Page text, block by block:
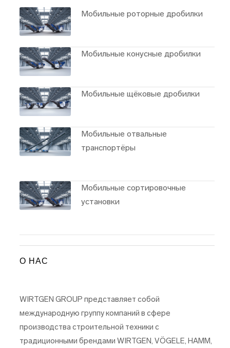
Мобильные роторные дробилки
Мобильные конусные дробилки
Мобильные щёковые дробилки
Мобильные отвальные
транспортёры
Мобильные сортировочные
установки
О НАС
WIRTGEN GROUP представляет собой
международную группу компаний в сфере
производства строительной техники с
традиционными брендами WIRTGEN, VÖGELE, HAMM,